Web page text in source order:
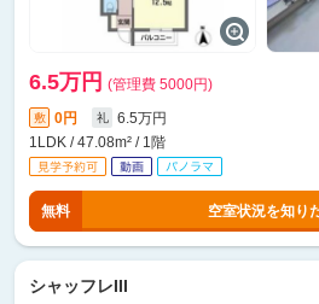
6.5万円 (管理費 5000円)
敷 0円 礼
6.5万円
1LDK / 47.08m² / 1階
無料 空室状況を知り
シャッフレIII